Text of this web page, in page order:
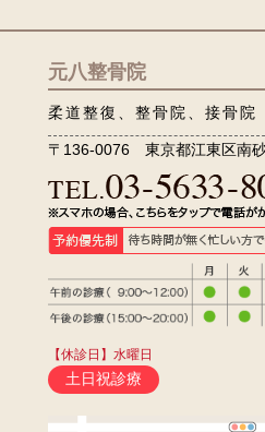
元八整骨院
柔道整復、整骨院、接骨院
〒136-0076 東京都江東区南
【休診日】水曜日
土日祝診療